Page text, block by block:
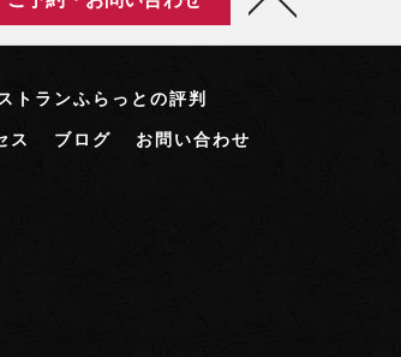
トランふらっとの評判
ス ブログ
お問い合わせ